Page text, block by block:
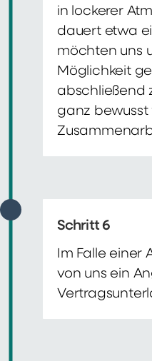
in lockerer
dauert etwa
möchten uns
Möglichkeit
abschließend
ganz bewusst
Schritt 6
Im Falle einer
von uns ein